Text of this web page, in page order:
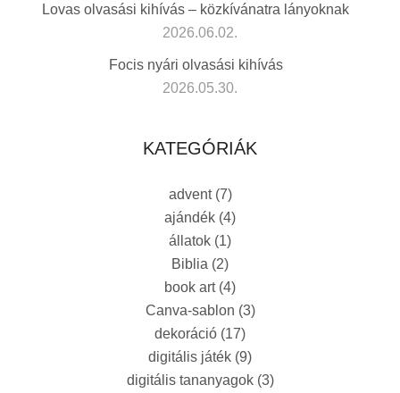
Lovas olvasási kihívás – közkívánatra lányoknak
2026.06.02.
Focis nyári olvasási kihívás
2026.05.30.
KATEGÓRIÁK
advent(7)
ajándék (4)
állatok (1)
Biblia (2)
book art(4)
Canva-sablon (3)
dekoráció (17)
digitális játék (9)
digitális tananyagok(3)